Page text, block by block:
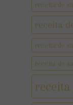
receita de
receita
receita de
receita de